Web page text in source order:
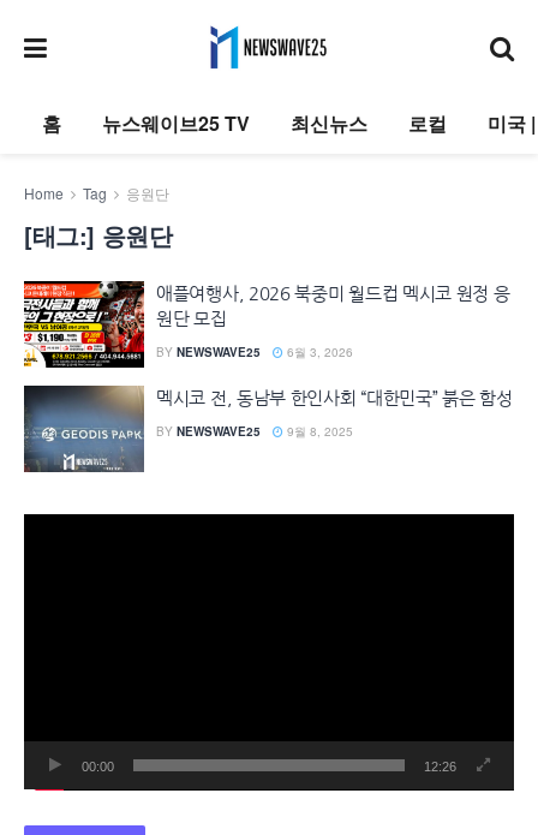
홈 뉴스웨이브25 TV 최신뉴스 로컬 미국
Home Tag 응원단
[태그:] 응원단
애플여행사, 2026 북중미 월드컵 멕시코 원정 응
원단 모집
BY NEWSWAVE25 6월 3, 2026
멕시코 전, 동남부 한인사회 “대한민국” 붉은 함성
BY NEWSWAVE25 9월 8, 2025
00:00 12:26